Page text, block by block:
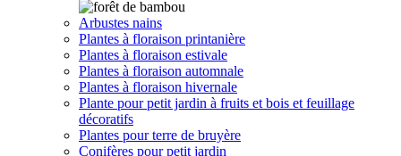
Arbustes nains
Plantes à floraison printanière
Plantes à floraison estivale
Plantes à floraison automnale
Plantes à floraison hivernale
Plante pour petit jardin à fruits et bois et feuillage
décoratifs
Plantes pour terre de bruyère
Conifères pour petit jardin